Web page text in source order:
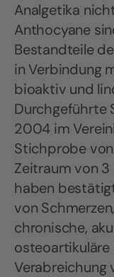
Analgetika
Anthocyane
Bestandteile
in Verbindung
bioaktiv und
Durchgeführte
2004 im
Stichprobe
Zeitraum von
haben
von
chronische,
Verabreichung